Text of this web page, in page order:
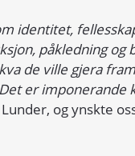
identitet,
påkledning
de ville gjera
er imponerande
og ynskte